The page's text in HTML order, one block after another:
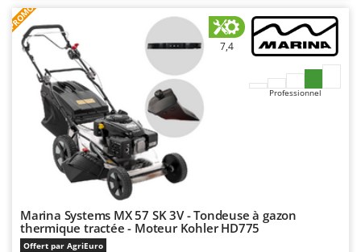
PROMO
7,4
Professionnel
Marina Systems MX 57 SK 3V - Tondeuse à gazon
thermique tractée - Moteur Kohler HD775
Offert par AgriEuro